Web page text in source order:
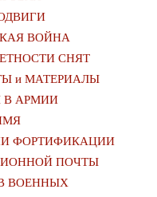
ВОЙНА
СНЯТ
и МАТЕРИАЛЫ
АРМИИ
ФОРТИФИКАЦИИ
ПОЧТЫ
ВОЕННЫХ